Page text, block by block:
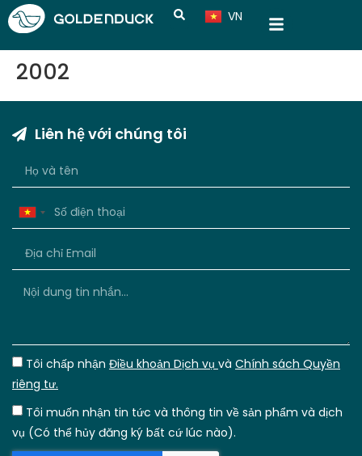
VN
CN
2002
Liên hệ với chúng tôi
Vietnam
Tôi chấp nhận Điều khoản Dịch vụ và Chính sách Quyền
riêng tư.
Tôi muốn nhận tin tức và thông tin về sản phẩm và dịch
vụ (Có thể hủy đăng ký bất cứ lúc nào).